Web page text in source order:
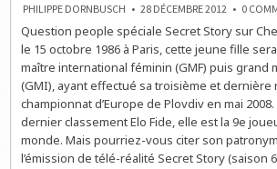
PHILIPPE DORNBUSCH 28 DÉCEMBRE 2012 0
Question people spéciale Secret Story sur
le 15 octobre 1986 à Paris, cette jeune fille
maître international féminin (GMF) puis grand
(GMI), ayant effectué sa troisième et dernière
championnat d’Europe de Plovdiv en mai
dernier classement Elo Fide, elle est la 9e
monde. Mais pourriez-vous citer son
l’émission de télé-réalité Secret Story (saison